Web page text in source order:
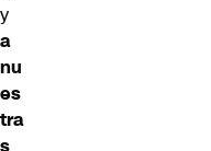
y
a
nu
es
tra